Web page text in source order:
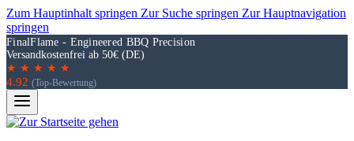
Zum Hauptinhalt springen Zur Suche springen Zur Hauptnavigation
springen
FinalFlame - Engineered BBQ Precision
Versandkostenfrei ab 50€ (DE)
★ ★ ★ ★ ★
4.92 (Top-Bewertung)